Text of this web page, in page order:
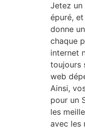
Jetez
épuré,
donne
chaque
internet
toujours
web
Ainsi,
pour un
les
avec les